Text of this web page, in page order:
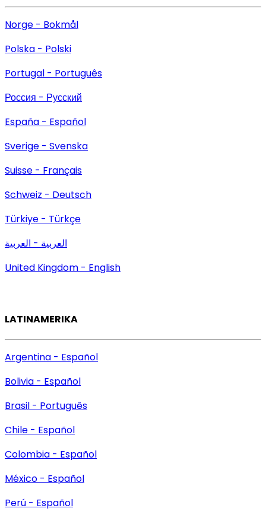
Norge - Bokmål
Polska - Polski
Portugal - Português
Россия - Русский
España - Español
Sverige - Svenska
Suisse - Français
Schweiz - Deutsch
Türkiye - Türkçe
العربية - العربية
United Kingdom - English
LATINAMERIKA
Argentina - Español
Bolivia - Español
Brasil - Português
Chile - Español
Colombia - Español
México - Español
Perú - Español